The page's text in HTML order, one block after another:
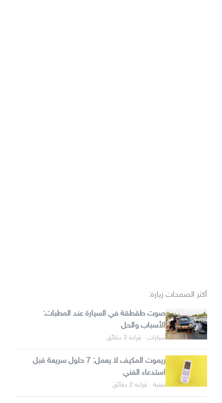
أكثر الصفحات زيارة:
صوت طقطقة في السيارة عند المطبات:
الأسباب والحل
سيارات · قراءة 3 دقائق
ريموت المكيف لا يعمل: 7 حلول سريعة قبل
استدعاء الفني
تقنية · قراءة 2 دقائق